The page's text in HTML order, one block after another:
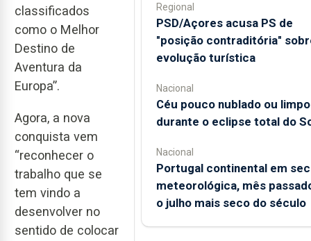
classificados
como o Melhor
Destino de
Aventura da
Europa”.
Agora, a nova
conquista vem
“reconhecer o
trabalho que se
tem vindo a
desenvolver no
sentido de colocar
Regional
PSD/Açores acusa PS de
"posição contraditória"
evolução turística
Nacional
Céu pouco nublado ou limpo
durante o eclipse total do
Nacional
Portugal continental em
meteorológica, mês
o julho mais seco do século